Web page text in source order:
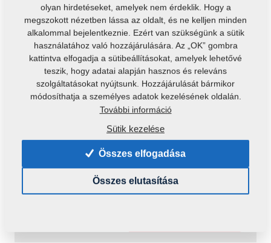
r00074
Elérhetőség: Az elérhetőség ellenőrzése
olyan hirdetéseket, amelyek nem érdeklik. Hogy a
megszokott nézetben lássa az oldalt, és ne kelljen minden
alkalommal bejelentkeznie. Ezért van szükségünk a sütik
használatához való hozzájárulására. Az „OK” gombra
kattintva elfogadja a sütibeállításokat, amelyek lehetővé
teszik, hogy adatai alapján hasznos és releváns
szolgáltatásokat nyújtsunk. Hozzájárulását bármikor
módosíthatja a személyes adatok kezelésének oldalán.
További információ
Sütik kezelése
Összes elfogadása
Összes elutasítása